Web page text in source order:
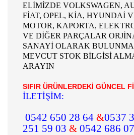
ELİMİZDE VOLKSWAGEN,
FİAT, OPEL, KİA, HYUNDAİ
MOTOR, KAPORTA,
VE DİĞER PARÇALAR
SANAYİ OLARAK
MEVCUT STOK BİLGİSİ
ARAYIN
SIFIR ÜRÜNLERDEKİ GÜNCEL
İLETİŞİM:
0542 650 28 64 &0537
251 59 03 & 0542 686